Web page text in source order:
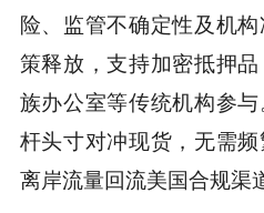
险、监管不确定性及机
策释放，支持加密抵押
族办公室等传统机构参
杆头寸对冲现货，无需
离岸流量回流美国合规渠